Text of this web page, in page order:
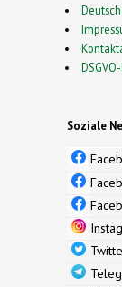
Soziale